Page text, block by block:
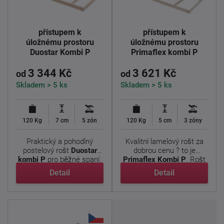
přístupem k
úložnému prostoru
Duostar Kombi P
od 3 344 Kč
Skladem > 5 ks
120 Kg 7 cm 5 zón
Praktický a pohodlný
postelový rošt Duostar
kombi P pro běžné spaní.
...
Detail
přístupem k
úložnému prostoru
Primaflex kombi P
od 3 621 Kč
Skladem > 5 ks
120 Kg 5 cm 3 zóny
Kvalitní lamelový rošt za
dobrou cenu ? to je
Primaflex Kombi P. Rošt
...
Detail